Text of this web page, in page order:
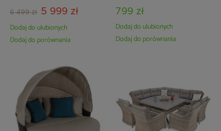
6 499 zł 5 999 zł
Dodaj do ulubionych
Dodaj do porównania
799 zł
Dodaj do ulubionych
Dodaj do porównania